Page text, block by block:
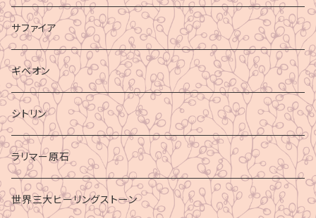
サファイア
ギベオン
シトリン
ラリマー原石
世界三大ヒーリングストーン